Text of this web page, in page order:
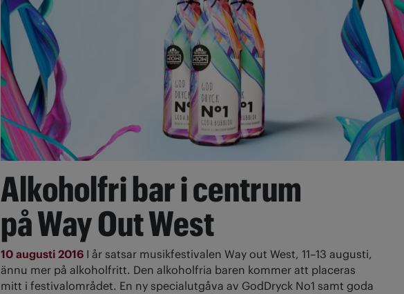
Alkoholfri bar i centrum
på Way Out West
10 augusti 2016 I år satsar musikfestivalen Way out West, 11–13 augusti,
ännu mer på alkoholfritt. Den alkoholfria baren kommer att placeras
mitt i festivalområdet. En ny specialutgåva av GodDryck No1 samt goda